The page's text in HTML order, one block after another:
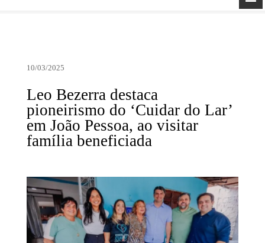
10/03/2025
Leo Bezerra destaca
pioneirismo do ‘Cuidar do Lar’
em João Pessoa, ao visitar
família beneficiada